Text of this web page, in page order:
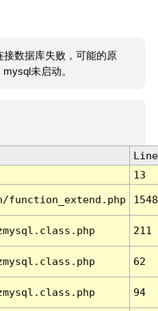
接数据库失败，可能的原
未启动。
Line
13
function_extend.php 1548
211
62
94